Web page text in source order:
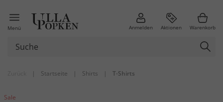
Menü Anmelden Aktionen Warenkorb
| Startseite | Shirts | T-Shirts
Sale